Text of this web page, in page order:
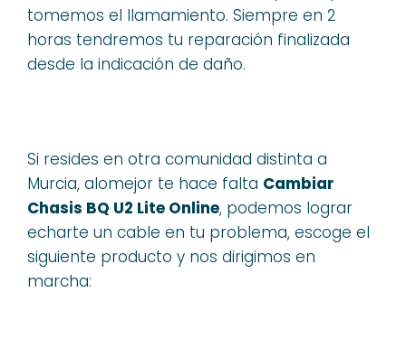
tomemos el llamamiento. Siempre en 2
horas tendremos tu reparación finalizada
desde la indicación de daño.
Si resides en otra comunidad distinta a
Murcia, alomejor te hace falta Cambiar
Chasis BQ U2 Lite Online, podemos lograr
echarte un cable en tu problema, escoge el
siguiente producto y nos dirigimos en
marcha: